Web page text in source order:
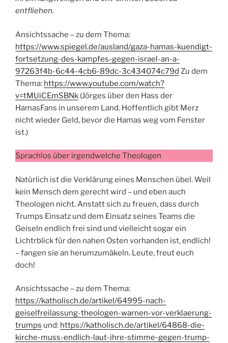
entfliehen.
Ansichtssache – zu dem Thema:
https://www.spiegel.de/ausland/gaza-hamas-kuendigt-
fortsetzung-des-kampfes-gegen-israel-an-a-
97263f4b-6c44-4cb6-89dc-3c434074c79d Zu dem
Thema: https://www.youtube.com/watch?
v=tMUiCEmSBNk (Jörges über den Hass der
HamasFans in unserem Land. Hoffentlich gibt Merz
nicht wieder Geld, bevor die Hamas weg vom Fenster
ist.)
Sprachlos über irgendwelche Theologen
Natürlich ist die Verklärung eines Menschen übel. Weil
kein Mensch dem gerecht wird – und eben auch
Theologen nicht. Anstatt sich zu freuen, dass durch
Trumps Einsatz und dem Einsatz seines Teams die
Geiseln endlich frei sind und vielleicht sogar ein
Lichtrblick für den nahen Osten vorhanden ist, endlich!
– fangen sie an herumzumäkeln. Leute, freut euch
doch!
Ansichtssache – zu dem Thema:
https://katholisch.de/artikel/64995-nach-
geiselfreilassung-theologen-warnen-vor-verklaerung-
trumps und: https://katholisch.de/artikel/64868-die-
kirche-muss-endlich-laut-ihre-stimme-gegen-trump-